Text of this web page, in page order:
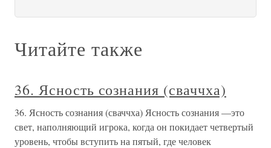
Читайте также
36. Ясность сознания (сваччха)
36. Ясность сознания (сваччха) Ясность сознания —это
свет, наполняющий игрока, когда он покидает четвертый
уровень, чтобы вступить на пятый, где человек